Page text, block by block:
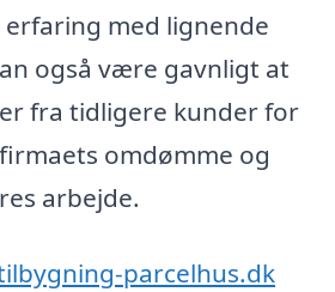
med lignende
også være gavnligt at
fra tidligere kunder for
omdømme og
arbejde.
parcelhus.dk